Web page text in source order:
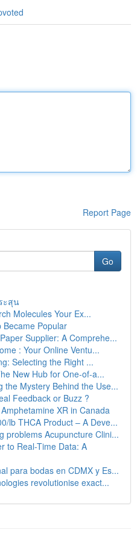
Report Page
Go
ะสุน
Molecules Your Ex...
Became Popular
Supplier: A Comprehe...
: Your Online Ventu...
Selecting the Right ...
New Hub for One-of-a...
the Mystery Behind the Use...
Feedback or Buzz ?
XR in Canada
lb THCA Product – A Deve...
problems Acupuncture Clini...
to Real-Time Data: A
para bodas en CDMX y Es...
revolutionise exact...